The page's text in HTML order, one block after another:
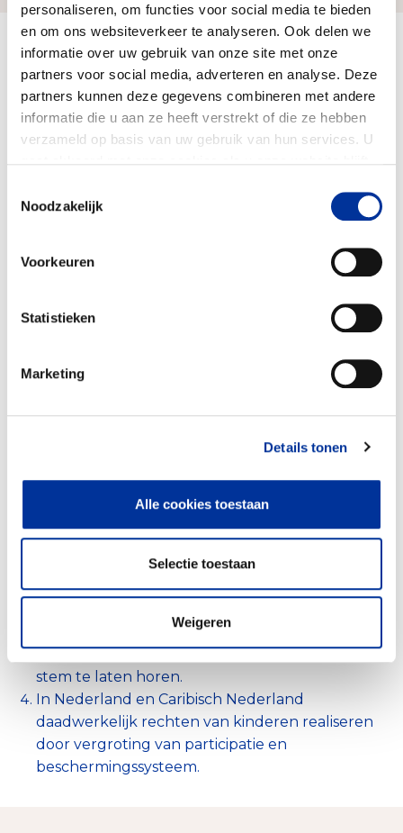
personaliseren, om functies voor social media te bieden
en om ons websiteverkeer te analyseren. Ook delen we
informatie over uw gebruik van onze site met onze
partners voor social media, adverteren en analyse. Deze
partners kunnen deze gegevens combineren met andere
informatie die u aan ze heeft verstrekt of die ze hebben
verzameld op basis van uw gebruik van hun services. U
Noodzakelijk
Voorkeuren
Statistieken
Marketing
Details tonen
Alle cookies toestaan
Selectie toestaan
Weigeren
Doelbesteding (2024)
€ 63.630.000
(Directe) dienst- en hulpverlening
Fondsenwerving in Nederland voor het
Door middel van monitoring, advies en
pleitbezorging de beïnvloeding van het beleid
van overheden en bedrijven.
bewust maken van hun rechten door
kinderrechteneducatie en hen helpen hun
stem te laten horen.
In Nederland en Caribisch Nederland
daadwerkelijk rechten van kinderen realiseren
door vergroting van participatie en
beschermingssysteem.